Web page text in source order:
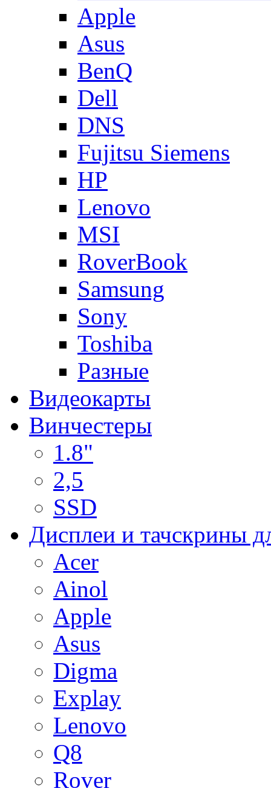
Apple
Asus
BenQ
Dell
DNS
Fujitsu Siemens
HP
Lenovo
MSI
RoverBook
Samsung
Sony
Toshiba
Разные
Видеокарты
Винчестеры
1.8"
2,5
SSD
Дисплеи и тачскрины
Acer
Ainol
Apple
Asus
Digma
Explay
Lenovo
Q8
Rover